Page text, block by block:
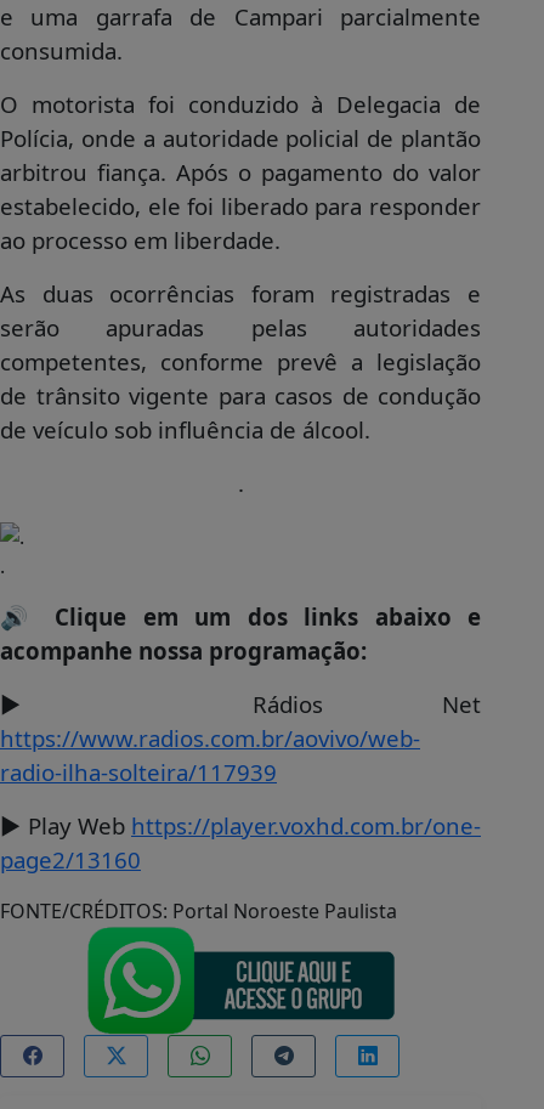
e uma garrafa de Campari parcialmente
consumida.
O motorista foi conduzido à Delegacia de
Polícia, onde a autoridade policial de plantão
arbitrou fiança. Após o pagamento do valor
estabelecido, ele foi liberado para responder
ao processo em liberdade.
As duas ocorrências foram registradas e
serão apuradas pelas autoridades
competentes, conforme prevê a legislação
de trânsito vigente para casos de condução
de veículo sob influência de álcool.
.
.
🔊 Clique em um dos links abaixo e
acompanhe nossa programação:
▶️ Rádios Net
https://www.radios.com.br/aovivo/web-
radio-ilha-solteira/117939
▶️ Play Web https://player.voxhd.com.br/one-
page2/13160
FONTE/CRÉDITOS: Portal Noroeste Paulista